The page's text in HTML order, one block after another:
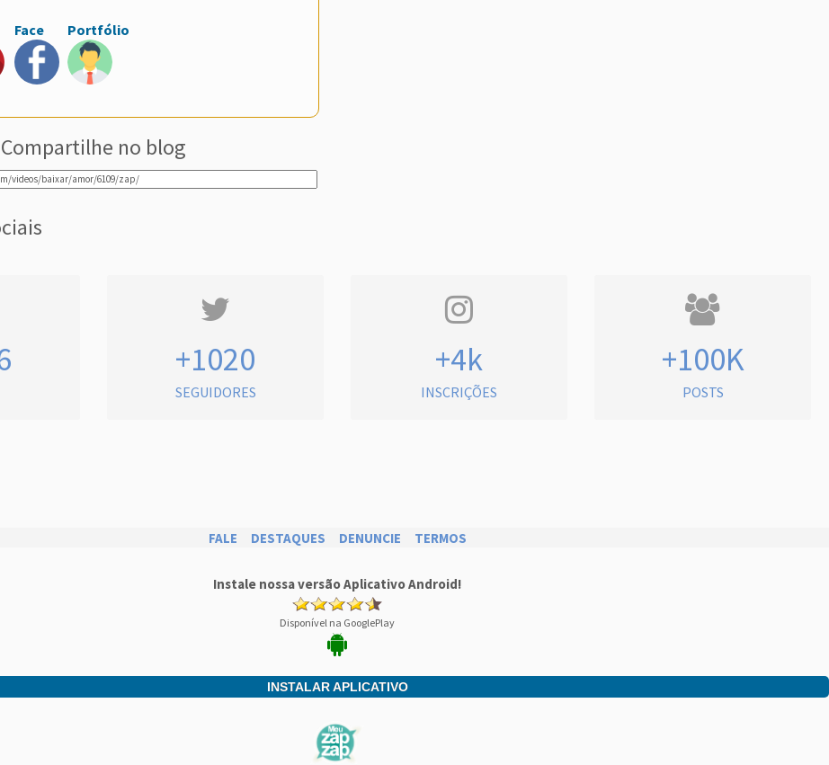
Face Portfólio
Compartilhe no blog
+1020
SEGUIDORES
+4k
INSCRIÇÕES
+100K
POSTS
FALE DESTAQUES DENUNCIE TERMOS
Instale nossa versão Aplicativo Android!
Disponível na GooglePlay
INSTALAR APLICATIVO